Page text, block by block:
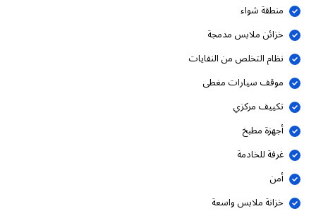
منطقة شواء
خزائن ملابس مدمجة
نظام التخلص من النفايات
موقف سيارات مغطى
تكييف مركزي
أجهزة مطبخ
غرفة للخادمة
أمن
خزانة ملابس واسعة